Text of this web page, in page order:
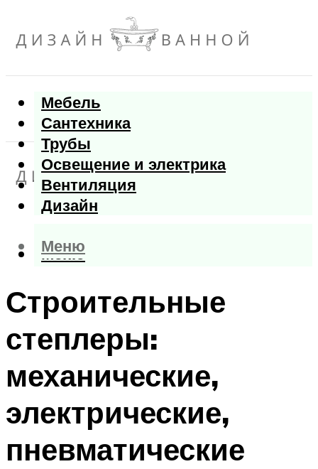
Мебель
Сантехника
Трубы
Освещение и электрика
Вентиляция
Дизайн
Меню
Меню
Строительные
степлеры:
механические,
электрические,
пневматические